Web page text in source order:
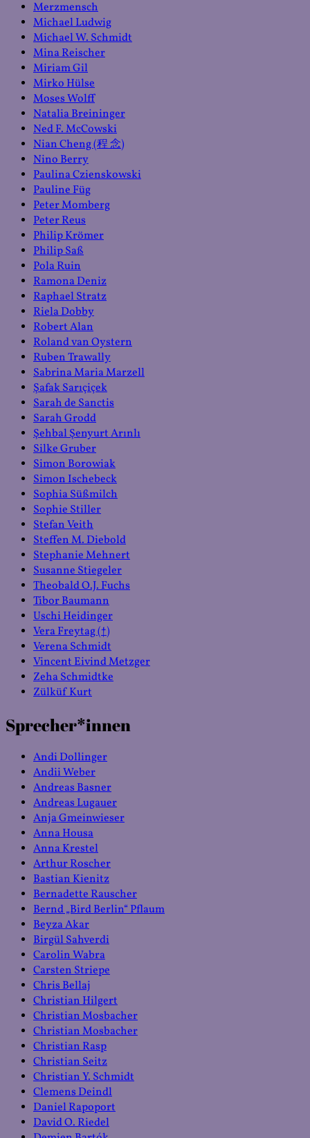
Merzmensch
Michael Ludwig
Michael W. Schmidt
Mina Reischer
Miriam Gil
Mirko Hülse
Moses Wolff
Natalia Breininger
Ned F. McCowski
Nian Cheng (程 念)
Nino Berry
Paulina Czienskowski
Pauline Füg
Peter Momberg
Peter Reus
Philip Krömer
Philip Saß
Pola Ruin
Ramona Deniz
Raphael Stratz
Riela Dobby
Robert Alan
Roland van Oystern
Ruben Trawally
Sabrina Maria Marzell
Şafak Sarıçiçek
Sarah de Sanctis
Sarah Grodd
Şehbal Şenyurt Arınlı
Silke Gruber
Simon Borowiak
Simon Ischebeck
Sophia Süßmilch
Sophie Stiller
Stefan Veith
Steffen M. Diebold
Stephanie Mehnert
Susanne Stiegeler
Theobald O.J. Fuchs
Tibor Baumann
Uschi Heidinger
Vera Freytag (†)
Verena Schmidt
Vincent Eivind Metzger
Zeha Schmidtke
Zülküf Kurt
Sprecher*innen
Andi Dollinger
Andii Weber
Andreas Basner
Andreas Lugauer
Anja Gmeinwieser
Anna Housa
Anna Krestel
Arthur Roscher
Bastian Kienitz
Bernadette Rauscher
Bernd „Bird Berlin“ Pflaum
Beyza Akar
Birgül Sahverdi
Carolin Wabra
Carsten Striepe
Chris Bellaj
Christian Hilgert
Christian Mosbacher
Christian Mosbacher
Christian Rasp
Christian Seitz
Christian Y. Schmidt
Clemens Deindl
Daniel Rapoport
David O. Riedel